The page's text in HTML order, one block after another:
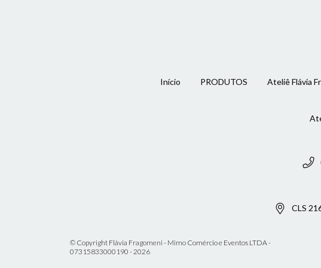
Início PRODUTOS Ateliê Flávia
CLS
© Copyright Flávia Fragomeni - Mimo Comércio e Eventos LTDA -
07315833000190 - 2026